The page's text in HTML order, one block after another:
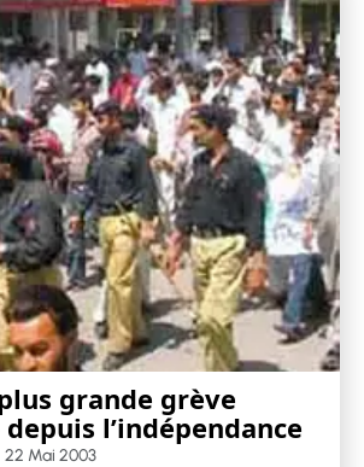
grande grève
l’indépendance
22 Mai 2003